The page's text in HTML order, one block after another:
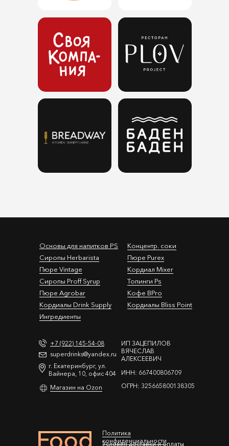
ИП ЗАЦЕПИЛОВ
ВЯЧЕСЛАВ
АЛЕКСЕЕВИЧ
ИНН: 667400806709
ОГРН: 325665800138305
Основы для напитков PS
Сиропы Herbarista
Пюре Vintage
Cиропы Proff Syrup
Пюре Agrobar
Кордиалы Drink Supply
Ингредиенты
Политика
конфиденциальности
Условия доставки и оплаты
superdrinks@yandex.ru
+7 (922) 145-54-08
г. Екатеринбург, ул.
Вайнера, 10, офис 404
Магазин на Ozon
Концентр. соки
Пюре Purex
Кордиал Mixer
Топинги Ps
Кофе BPro
Кордиалы Bliss Point